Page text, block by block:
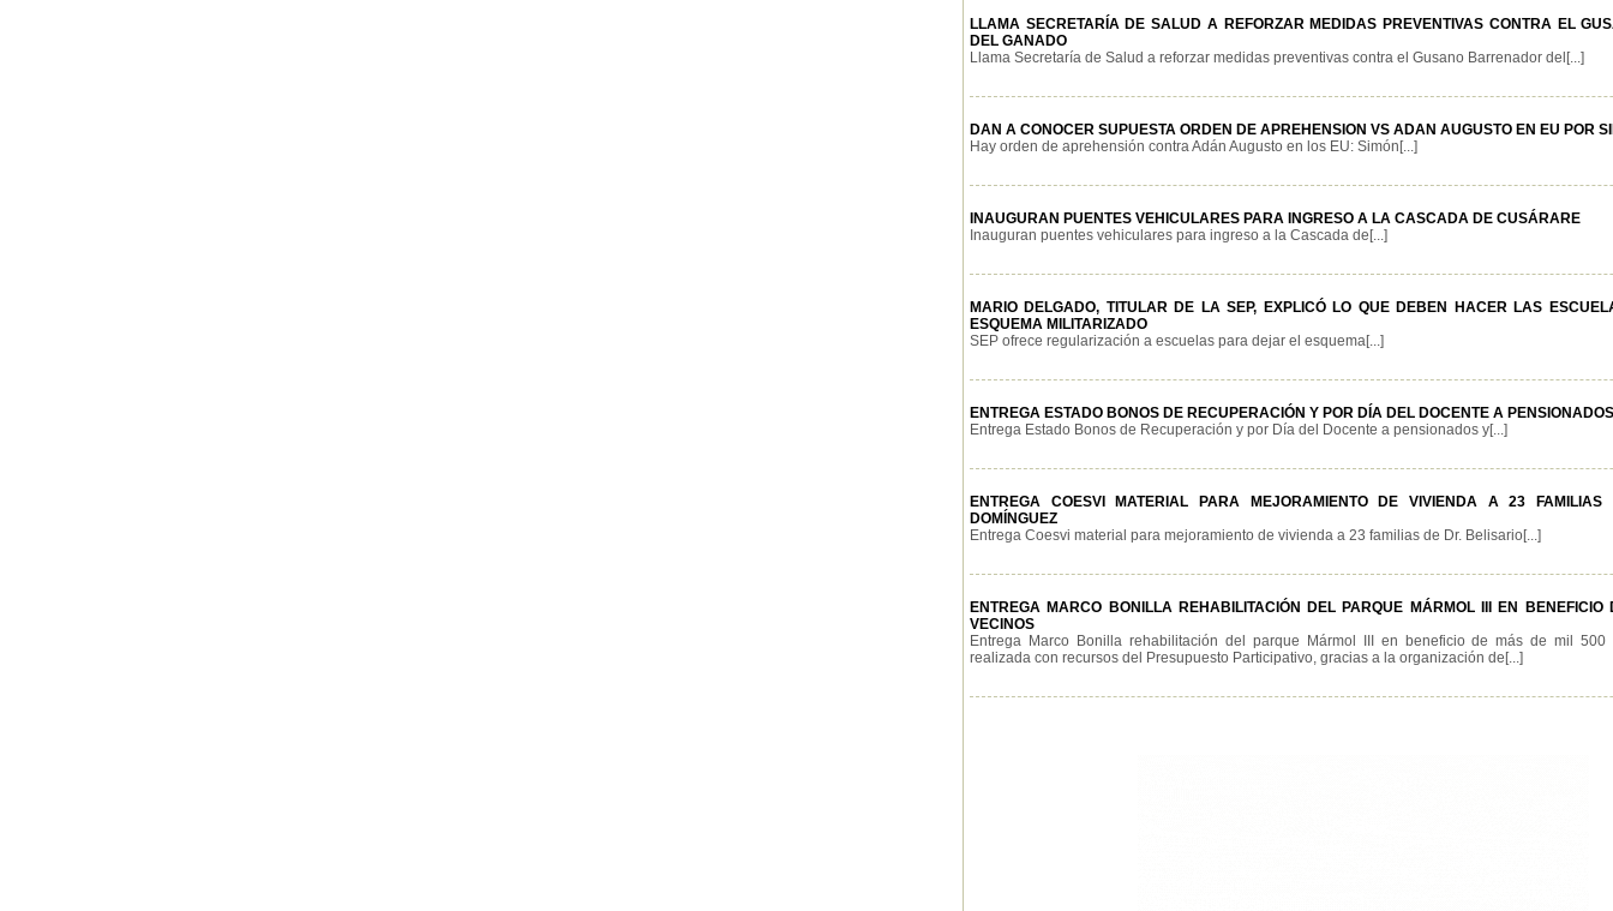
LLAMA SECRETARÍA DE SALUD A REFORZAR MEDIDAS PREVENTIVAS CONTRA EL
DEL GANADO
Llama Secretaría de Salud a reforzar medidas preventivas contra el Gusano Barrenador del[...]
DAN A CONOCER SUPUESTA ORDEN DE APREHENSION VS ADAN AUGUSTO EN EU POR
Hay orden de aprehensión contra Adán Augusto en los EU: Simón[...]
INAUGURAN PUENTES VEHICULARES PARA INGRESO A LA CASCADA DE CUSÁRARE
Inauguran puentes vehiculares para ingreso a la Cascada de[...]
MARIO DELGADO, TITULAR DE LA SEP, EXPLICÓ LO QUE DEBEN HACER LAS
ESQUEMA MILITARIZADO
SEP ofrece regularización a escuelas para dejar el esquema[...]
ENTREGA ESTADO BONOS DE RECUPERACIÓN Y POR DÍA DEL DOCENTE A
Entrega Estado Bonos de Recuperación y por Día del Docente a pensionados y[...]
ENTREGA COESVI MATERIAL PARA MEJORAMIENTO DE VIVIENDA A 23
DOMÍNGUEZ
Entrega Coesvi material para mejoramiento de vivienda a 23 familias de Dr. Belisario[...]
ENTREGA MARCO BONILLA REHABILITACIÓN DEL PARQUE MÁRMOL III EN
VECINOS
Entrega Marco Bonilla rehabilitación del parque Mármol III en beneficio de más de mil
realizada con recursos del Presupuesto Participativo, gracias a la organización de[...]